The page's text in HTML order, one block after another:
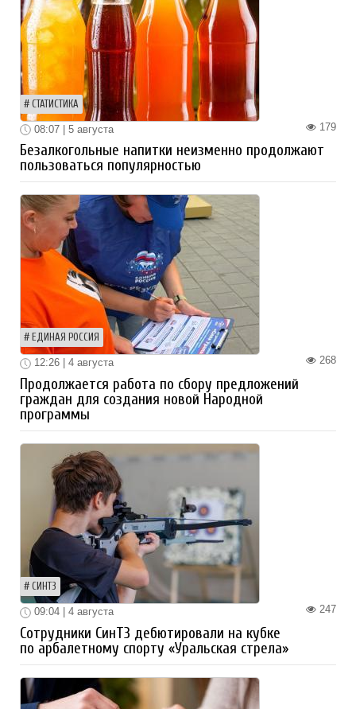
СТАТИСТИКА
179
08:07 | 5 августа
Безалкогольные напитки неизменно продолжают
пользоваться популярностью
ЕДИНАЯ РОССИЯ
268
12:26 | 4 августа
Продолжается работа по сбору предложений
граждан для создания новой Народной
программы
СИНТЗ
247
09:04 | 4 августа
Сотрудники СинТЗ дебютировали на кубке
по арбалетному спорту «Уральская стрела»